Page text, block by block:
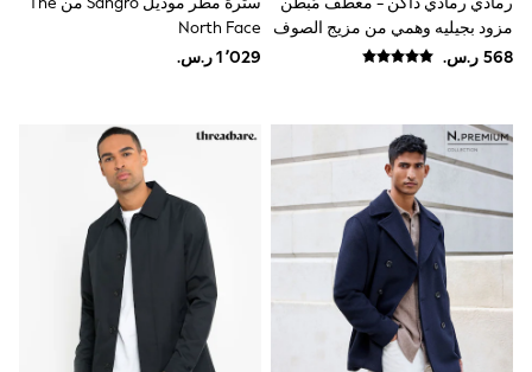
Shop all
Shoes
Coats & Jackets
Blue
Black
White
Grey
Green
Red
All Branded Schoolwear
adidas
Nike
Clarks
Start Rite
مزود بجيليه وهمي من مزيج الصوف
بنقشة متعرجة
North Face